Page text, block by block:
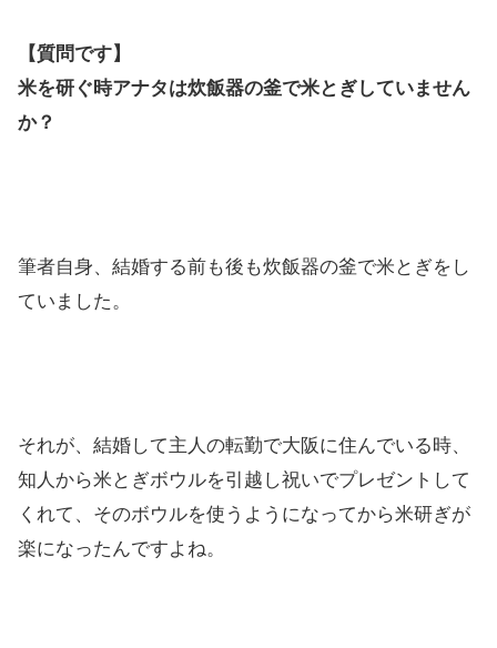
【質問です】
米を研ぐ時アナタは炊飯器の釜で米とぎしていません
か？
筆者自身、結婚する前も後も炊飯器の釜で米とぎをし
ていました。
それが、結婚して主人の転勤で大阪に住んでいる時、
知人から米とぎボウルを引越し祝いでプレゼントして
くれて、そのボウルを使うようになってから米研ぎが
楽になったんですよね。